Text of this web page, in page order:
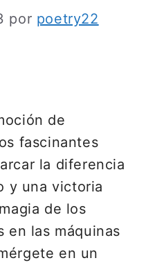
por poetry22
de
fascinantes
la diferencia
y una victoria
de los
en las máquinas
en un